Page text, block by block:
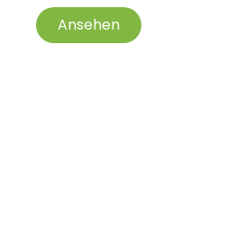
Ansehen